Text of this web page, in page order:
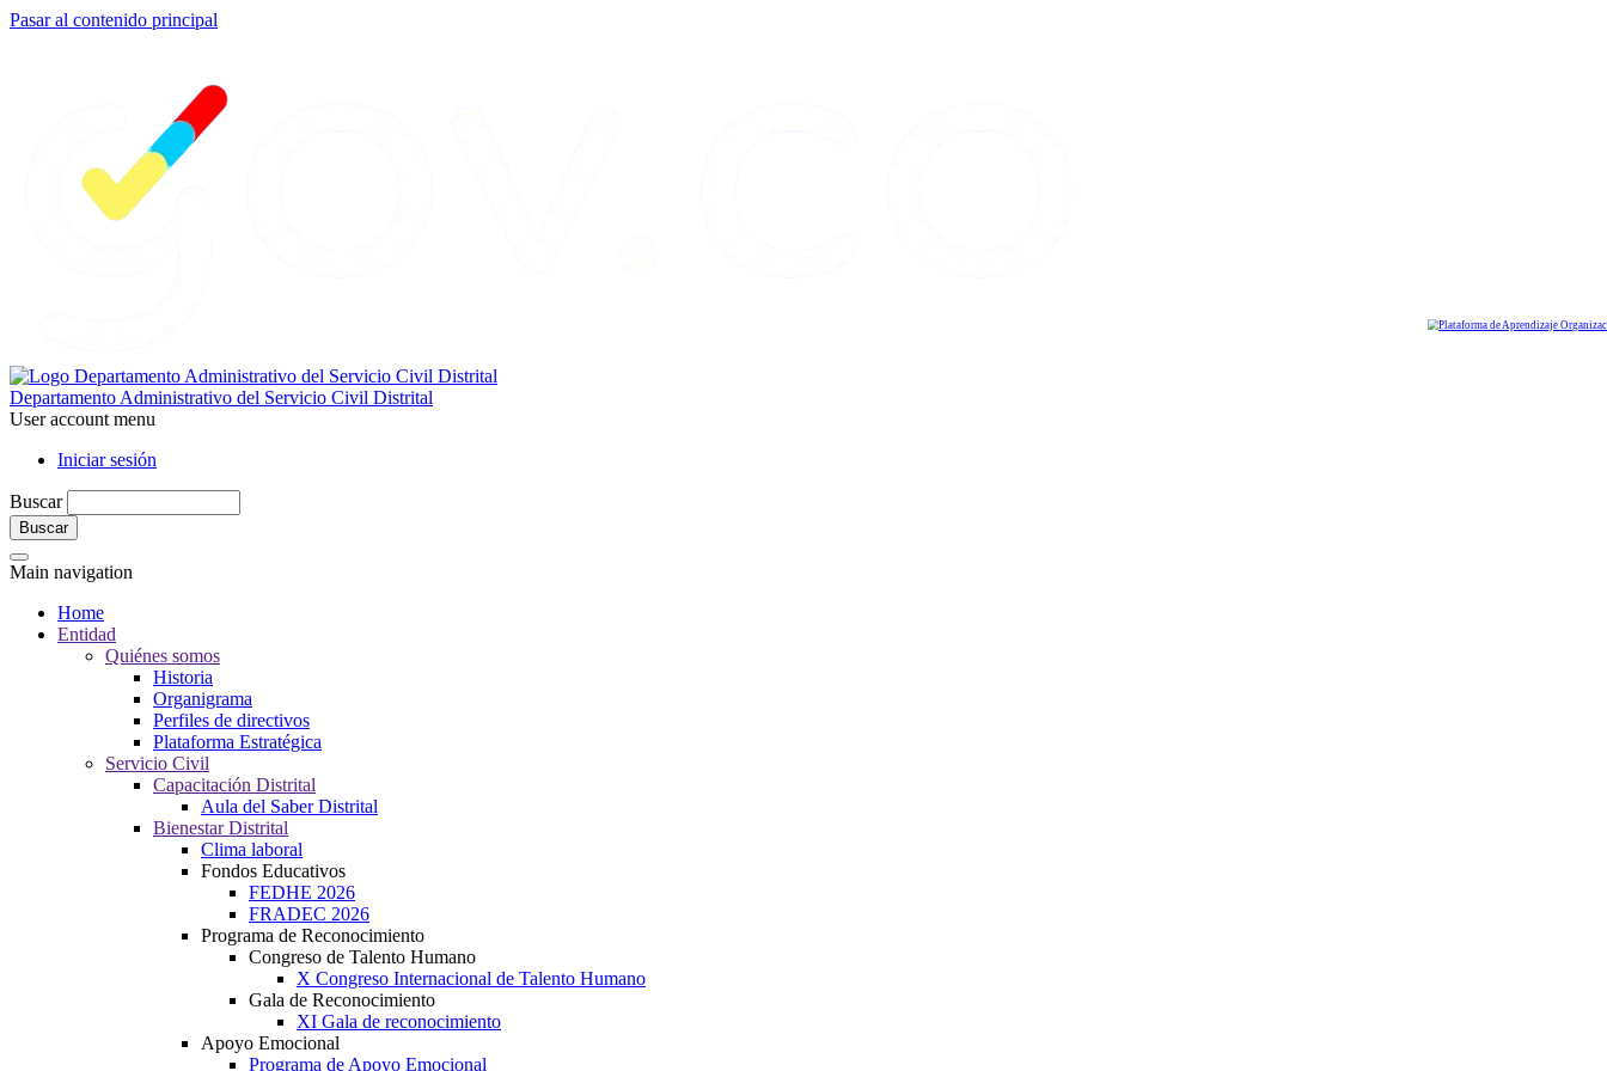
Pasar al contenido principal
Departamento Administrativo del Servicio Civil Distrital
User account menu
Iniciar sesión
Buscar
Main navigation
Home
Entidad
Quiénes somos
Historia
Organigrama
Perfiles de directivos
Plataforma Estratégica
Servicio Civil
Capacitación Distrital
Aula del Saber Distrital
Bienestar Distrital
Clima laboral
Fondos Educativos
FEDHE 2026
FRADEC 2026
Programa de Reconocimiento
Congreso de Talento Humano
X Congreso Internacional de Talento Humano
Gala de Reconocimiento
XI Gala de reconocimiento
Apoyo Emocional
Programa de Apoyo Emocional